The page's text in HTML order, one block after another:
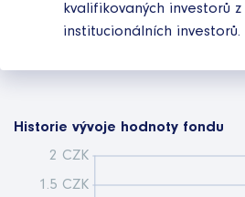
kvalifikovaných investorů
institucionálních investorů.
Historie vývoje hodnoty fondu